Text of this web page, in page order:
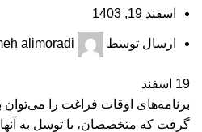
اسفند 19, 1403
ارسال توسط alimoradi
19 اسفند
برنامه‌های اوقات فراغت را می‌توان
گرفت که متخصصان، با توسل به